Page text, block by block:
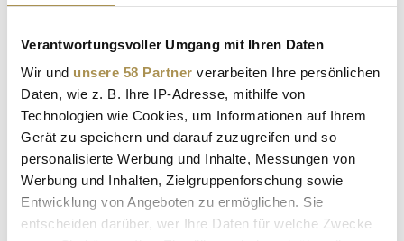
Verantwortungsvoller Umgang mit Ihren Daten
Wir und unsere 58 Partner verarbeiten Ihre persönlichen
Daten, wie z. B. Ihre IP-Adresse, mithilfe von
Technologien wie Cookies, um Informationen auf Ihrem
Gerät zu speichern und darauf zuzugreifen und so
personalisierte Werbung und Inhalte, Messungen von
Werbung und Inhalten, Zielgruppenforschung sowie
Entwicklung von Angeboten zu ermöglichen. Sie
entscheiden darüber, wer Ihre Daten für welche Zwecke
sich haben, doch die MTV Video Music Awards fungieren
zuverlässig als Magnet für prominente Branchenvertreter.
Während Auftritte von bewährten Größen wie Mariah Carey,
Busta Rhymes oder Ricky Martin vor allem langjährige
Zuschauer freuen...
Will Smith begeistert sein Publikum – doch leider
ist es KI-generiert
NEWS | 26.08.2025